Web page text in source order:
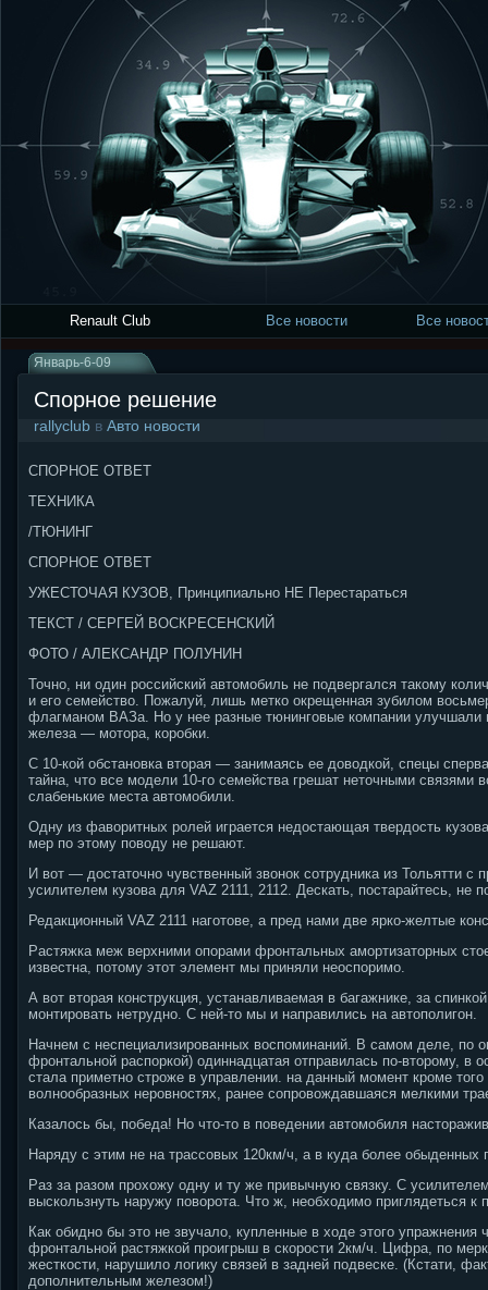
Renault Club Все новости Все
Январь-6-09
Спорное решение
rallyclub в Авто новости
СПОРНОЕ ОТВЕТ
ТЕХНИКА
/ТЮНИНГ
СПОРНОЕ ОТВЕТ
УЖЕСТОЧАЯ КУЗОВ, Принципиально НЕ Перестараться
ТЕКСТ / СЕРГЕЙ ВОСКРЕСЕНСКИЙ
ФОТО / АЛЕКСАНДР ПОЛУНИН
Точно, ни один российский автомобиль не подвергался такому
и его семейство. Пожалуй, лишь метко окрещенная зубилом
флагманом ВАЗа. Но у нее разные тюнинговые компании улучшали
железа — мотора, коробки.
С 10-кой обстановка вторая — занимаясь ее доводкой, спецы
тайна, что все модели 10-го семейства грешат неточными
слабенькие места автомобили.
Одну из фаворитных ролей играется недостающая твердость
мер по этому поводу не решают.
И вот — достаточно чувственный звонок сотрудника из Тольятти
усилителем кузова для VAZ 2111, 2112. Дескать, постарайтесь, не
Редакционный VAZ 2111 наготове, а пред нами две ярко-желтые
Растяжка меж верхними опорами фронтальных амортизаторных
известна, потому этот элемент мы приняли неоспоримо.
А вот вторая конструкция, устанавливаемая в багажнике, за
монтировать нетрудно. С ней-то мы и направились на автополигон.
Начнем с неспециализированных воспоминаний. В самом деле, по
фронтальной распоркой) одиннадцатая отправилась по-второму, в
стала приметно строже в управлении. на данный момент кроме
волнообразных неровностях, ранее сопровождавшаяся мелкими
Казалось бы, победа! Но что-то в поведении автомобиля
Наряду с этим не на трассовых 120км/ч, а в куда более обыденных
Раз за разом прохожу одну и ту же привычную связку. С
выскользнуть наружу поворота. Что ж, необходимо приглядеться
Как обидно бы это не звучало, купленные в ходе этого
фронтальной растяжкой проигрыш в скорости 2км/ч. Цифра, по
жесткости, нарушило логику связей в задней подвеске. (Кстати,
дополнительным железом!)